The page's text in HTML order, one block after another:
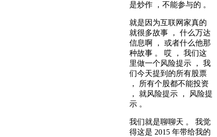
是炒作 ，不能参与的 。
就是因为互联网家真的
就很多故事 ， 什么万达
信息啊 ， 或者什么他那
种故事 。 哎 ， 我们这
里做一个风险提示 ， 我
们今天提到的所有股票
， 所有个股都不能投资
， 就风险提示 ， 风险提
示 。
我们就是聊聊天 。 我觉
得这是 2015 年带给我的